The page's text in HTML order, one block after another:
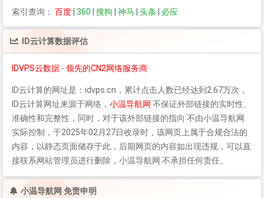
索引查询： 百度 360 搜狗 神马 头条 必应
ID云计算数据评估
IDVPS云数据 - 领先的CN2网络服务商
ID云计算的网址是：idvps.cn，累计点击人数已经达到2.67万次，
ID云计算网址来源于网络， 小温导航网 不保证外部链接的实时性、
准确性和完整性，同时，对于该外部链接的指向 不由小温导航网
实际控制，于2025年02月27日收录时，该网页上属于合规合法的
内容，以静态页面储存于此，后期网页的内容如出现违规，可以直
接联系网站管理员进行删除，小温导航网 不承担任何责任。
小温导航网 免责申明